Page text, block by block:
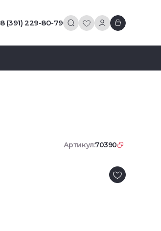
8 (391) 229-80-79
Артикул:70390